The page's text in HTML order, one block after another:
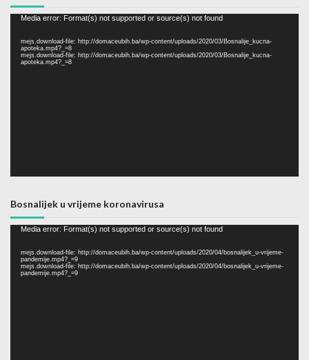
Video
Media error: Format(s) not supported or source(s) not found
mejs.download-file: http://domaceubih.ba/wp-content/uploads/2020/03/Bosnalije_kucna-
apoteka.mp4?_=8
mejs.download-file: http://domaceubih.ba/wp-content/uploads/2020/03/Bosnalije_kucna-
apoteka.mp4?_=8
Bosnalijek u vrijeme koronavirusa
Video
Media error: Format(s) not supported or source(s) not found
mejs.download-file: http://domaceubih.ba/wp-content/uploads/2020/04/bosnalijek_u-vrijeme-
pandemije.mp4?_=9
mejs.download-file: http://domaceubih.ba/wp-content/uploads/2020/04/bosnalijek_u-vrijeme-
pandemije.mp4?_=9